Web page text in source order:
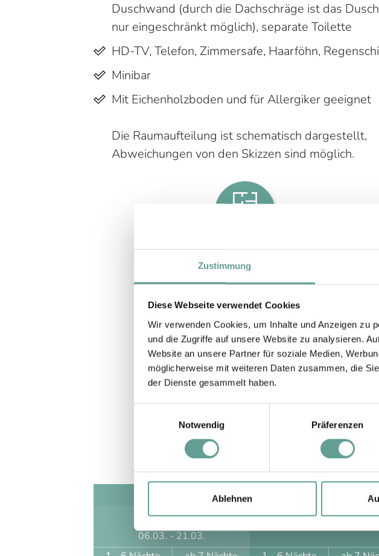
Zustimmung
Diese Webseite verwendet Cookies
Wir verwenden Cookies, um Inhalte und Anzeigen zu
und die Zugriffe auf unsere Website zu analysieren.
Website an unsere Partner für soziale Medien,
möglicherweise mit weiteren Daten zusammen, die
der Dienste gesammelt haben.
Notwendig
Präferenzen
Ablehnen
Duschwand (durch die Dachschräge ist das
nur eingeschränkt möglich), separate Toilette
HD-TV, Telefon, Zimmersafe, Haarföhn,
Minibar
Mit Eichenholzboden und für Allergiker geeignet
Die Raumaufteilung ist schematisch dargestellt,
Abweichungen von den Skizzen sind möglich.
PREISE
17.12. - 19.12.
06.03. - 21.03.